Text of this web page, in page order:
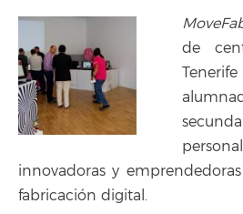
de
innovadoras y
fabricación digital.